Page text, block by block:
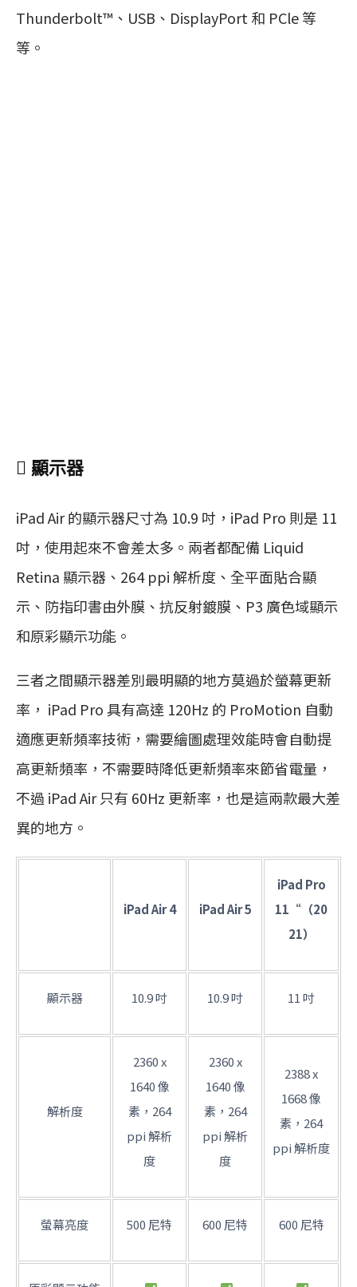
Thunderbolt™、USB、DisplayPort 和 PCle 等
等。
 顯示器
iPad Air 的顯示器尺寸為 10.9 吋，iPad Pro 則是 11
吋，使用起來不會差太多。兩者都配備 Liquid
Retina 顯示器、264 ppi 解析度、全平面貼合顯
示、防指印書由外膜、抗反射鍍膜、P3 廣色域顯示
和原彩顯示功能。
三者之間顯示器差別最明顯的地方莫過於螢幕更新
率， iPad Pro 具有高達 120Hz 的 ProMotion 自動
適應更新頻率技術，需要繪圖處理效能時會自動提
高更新頻率，不需要時降低更新頻率來節省電量，
不過 iPad Air 只有 60Hz 更新率，也是這兩款最大差
異的地方。
iPad Air 4 iPad Air 5
iPad Pro
11“（20
21）
顯示器 10.9 吋 10.9 吋 11 吋
解析度
2360 x
1640 像
素，264
ppi 解析
度
2360 x
1640 像
素，264
ppi 解析
度
2388 x
1668 像
素，264
ppi 解析度
螢幕亮度 500 尼特 600 尼特 600 尼特